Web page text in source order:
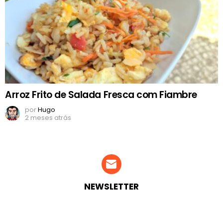
Arroz Frito de Salada Fresca com Fiambre
porHugo
2 meses atrás
NEWSLETTER